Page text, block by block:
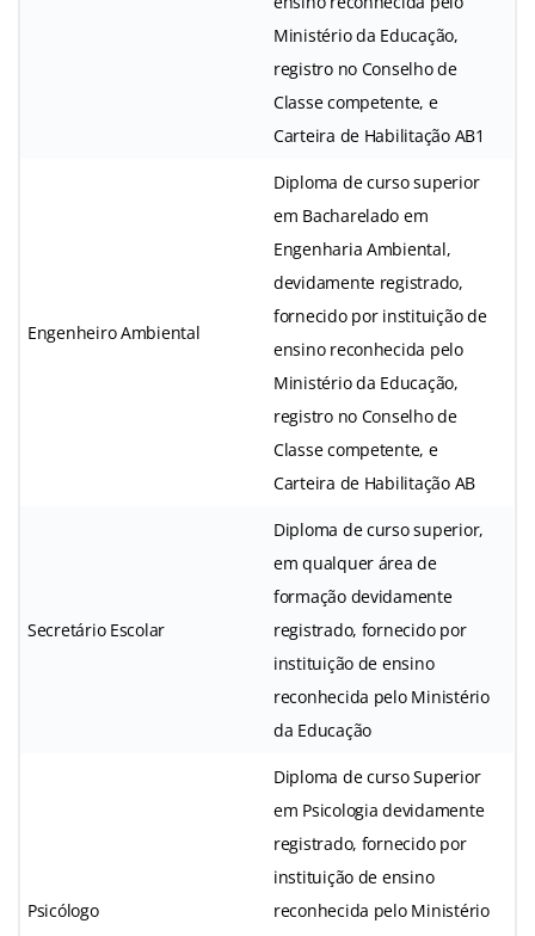
Ministério da Educação,
registro no Conselho de
Classe competente, e
Carteira de Habilitação AB1
Engenheiro Ambiental
Diploma de curso superior
em Bacharelado em
Engenharia Ambiental,
devidamente registrado,
fornecido por instituição de
ensino reconhecida pelo
Ministério da Educação,
registro no Conselho de
Classe competente, e
Carteira de Habilitação AB
Secretário Escolar
Diploma de curso superior,
em qualquer área de
formação devidamente
registrado, fornecido por
instituição de ensino
reconhecida pelo Ministério
da Educação
Psicólogo
Diploma de curso Superior
em Psicologia devidamente
registrado, fornecido por
instituição de ensino
reconhecida pelo Ministério